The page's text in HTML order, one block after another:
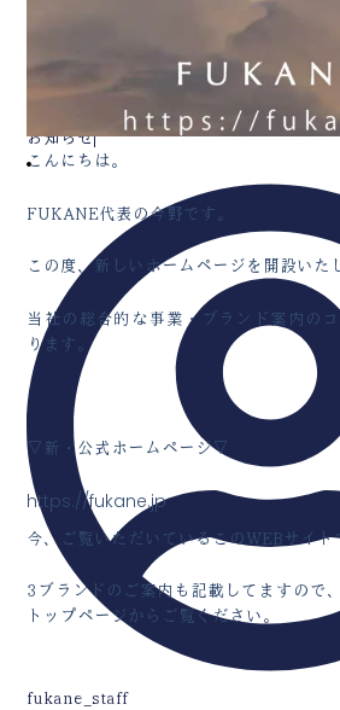
お知らせ
fukane_staff
こんにちは。
FUKANE代表の今野です。
この度、新しいホームページを開設いた
当社の総合的な事業・ブランド案内の
ります。
▽新・公式ホームページ▽
https://fukane.jp
今、ご覧いただいているこのWEBサイト
3ブランドのご案内も記載してますので
トップページからご覧ください。